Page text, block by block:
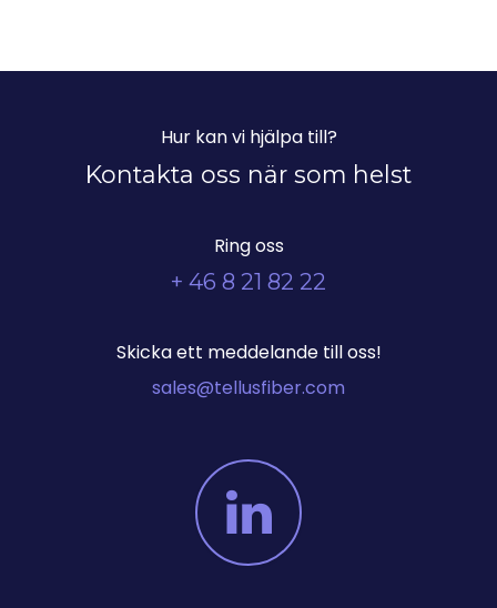
Hur kan vi hjälpa till?
Kontakta oss när som helst
Ring oss
+ 46 8 21 82 22
Skicka ett meddelande till oss!
sales@tellusfiber.com